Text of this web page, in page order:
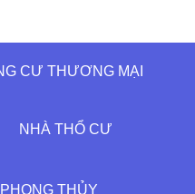
CƯ THƯƠNG MẠI
NHÀ THỔ CƯ
PHONG THỦY